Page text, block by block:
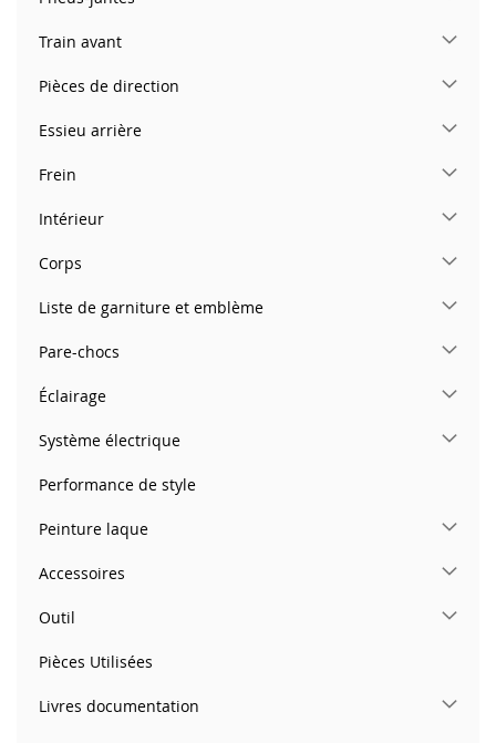
Train avant
Pièces de direction
Essieu arrière
Frein
Intérieur
Corps
Liste de garniture et emblème
Pare-chocs
Éclairage
Système électrique
Performance de style
Peinture laque
Accessoires
Outil
Pièces Utilisées
Livres documentation